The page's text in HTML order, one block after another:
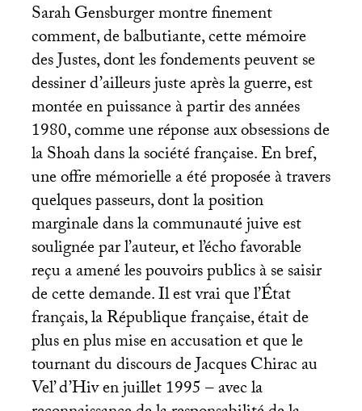
Sarah Gensburger montre finement
comment, de balbutiante, cette mémoire
des Justes, dont les fondements peuvent se
dessiner d’ailleurs juste après la guerre, est
montée en puissance à partir des années
1980, comme une réponse aux obsessions de
la Shoah dans la société française. En bref,
une offre mémorielle a été proposée à travers
quelques passeurs, dont la position
marginale dans la communauté juive est
soulignée par l’auteur, et l’écho favorable
reçu a amené les pouvoirs publics à se saisir
de cette demande. Il est vrai que l’État
français, la République française, était de
plus en plus mise en accusation et que le
tournant du discours de Jacques Chirac au
Vel’ d’Hiv en juillet 1995 – avec la